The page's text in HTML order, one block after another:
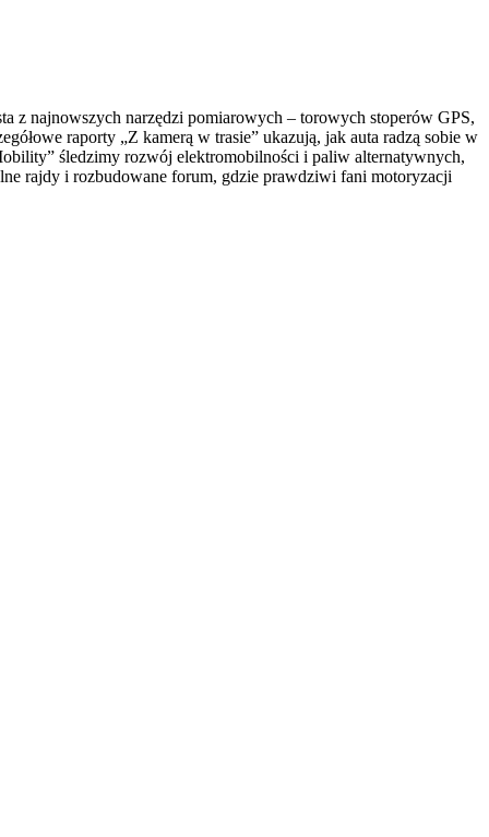
z najnowszych narzędzi pomiarowych – torowych stoperów GPS,
raporty „Z kamerą w trasie” ukazują, jak auta radzą sobie w
śledzimy rozwój elektromobilności i paliw alternatywnych,
rajdy i rozbudowane forum, gdzie prawdziwi fani motoryzacji